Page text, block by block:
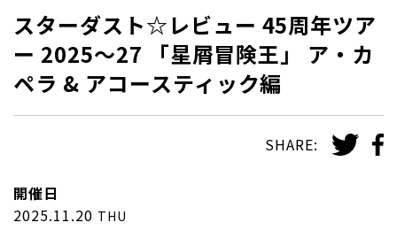
スターダスト☆レビュー 45周年ツア
ー 2025～27 「星屑冒険王」 ア・カ
ペラ & アコースティック編
SHARE:
開催日
2025.11.20 THU